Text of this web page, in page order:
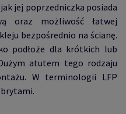
jej poprzedniczka posiada
oraz możliwość łatwej
bezpośrednio na ścianę.
podłoże dla krótkich lub
atutem tego rodzaju
W terminologii LFP
brytami.